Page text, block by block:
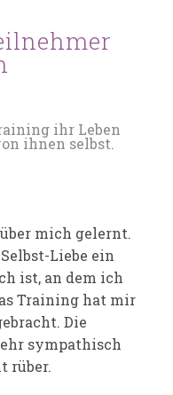
ihr Leben
ihnen selbst.
mich gelernt.
Liebe ein
ist, an dem ich
Training hat mir
Die
sympathisch
rüber.